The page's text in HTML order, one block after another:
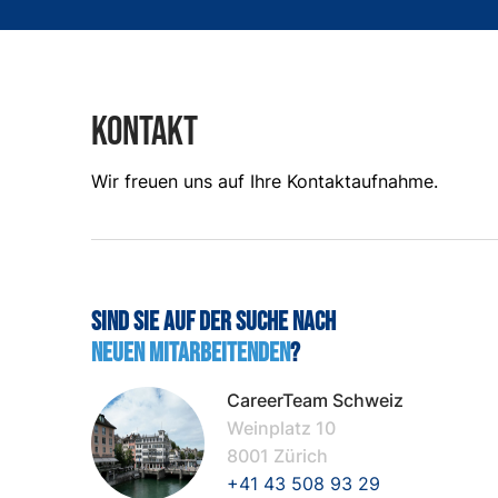
KONTAKT
Wir freuen uns auf Ihre Kontaktaufnahme.
Sind Sie auf der Suche nach
neuen Mitarbeitenden?
CareerTeam Schweiz
Weinplatz 10
8001 Zürich
+41 43 508 93 29